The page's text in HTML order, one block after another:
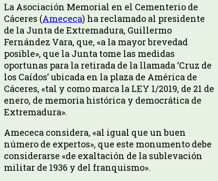
La Asociación Memorial en el Cementerio de
Cáceres (Amececa) ha reclamado al presidente
de la Junta de Extremadura, Guillermo
Fernández Vara, que, «a la mayor brevedad
posible», que la Junta tome las medidas
oportunas para la retirada de la llamada ‘Cruz de
los Caídos’ ubicada en la plaza de América de
Cáceres, «tal y como marca la LEY 1/2019, de 21 de
enero, de memoria histórica y democrática de
Extremadura».
Amececa considera, «al igual que un buen
número de expertos», que este monumento debe
considerarse «de exaltación de la sublevación
militar de 1936 y del franquismo».